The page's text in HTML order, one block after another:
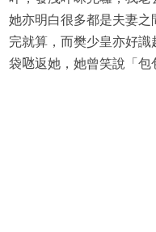
她亦明白很多都是夫妻
完就算，而樊少皇亦好
袋𠱁返她，她曾笑說「包